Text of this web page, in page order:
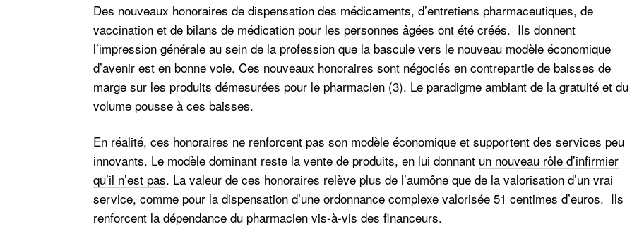
Des nouveaux honoraires de dispensation des médicaments, d’entretiens pharmaceutiques, de
vaccination et de bilans de médication pour les personnes âgées ont été créés. Ils donnent
l’impression générale au sein de la profession que la bascule vers le nouveau modèle économique
d’avenir est en bonne voie. Ces nouveaux honoraires sont négociés en contrepartie de baisses de
marge sur les produits démesurées pour le pharmacien (3). Le paradigme ambiant de la gratuité et du
volume pousse à ces baisses.
En réalité, ces honoraires ne renforcent pas son modèle économique et supportent des services peu
innovants. Le modèle dominant reste la vente de produits, en lui donnant un nouveau rôle d’infirmier
qu’il n’est pas. La valeur de ces honoraires relève plus de l’aumône que de la valorisation d’un vrai
service, comme pour la dispensation d’une ordonnance complexe valorisée 51 centimes d’euros. Ils
renforcent la dépendance du pharmacien vis-à-vis des financeurs.